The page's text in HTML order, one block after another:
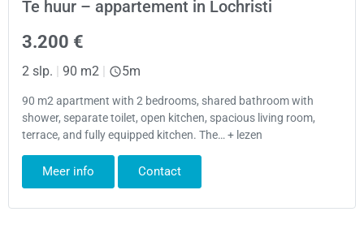
Te huur – appartement in Lochristi
3.200 €
2 slp. | 90 m2 | 5m
90 m2 apartment with 2 bedrooms, shared bathroom with
shower, separate toilet, open kitchen, spacious living room,
terrace, and fully equipped kitchen. The… + lezen
Meer info Contact